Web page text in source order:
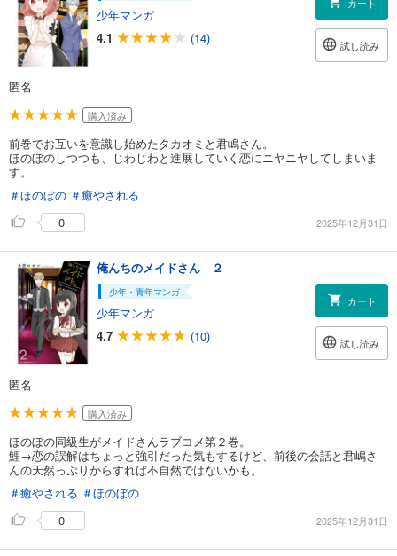
少年マンガ
4.1
(14) 試し読み
匿名
購入済み
前巻でお互いを意識し始めたタカオミと君嶋さん。
ほのぼのしつつも、じわじわと進展していく恋にニヤニヤしてしまいま
す。
＃ほのぼの ＃癒やされる
0
2025年12月31日
俺んちのメイドさん ２
少年・青年マンガ
少年マンガ
4.7
(10)
カート
試し読み
匿名
購入済み
ほのぼの同級生がメイドさんラブコメ第２巻。
鯉→恋の誤解はちょっと強引だった気もするけど、前後の会話と君嶋さ
んの天然っぷりからすれば不自然ではないかも。
＃癒やされる ＃ほのぼの
0
2025年12月31日